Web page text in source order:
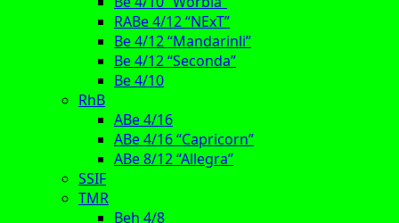
RABe 4/12 “NExT”
Be 4/12 “Mandarinli”
Be 4/12 “Seconda”
Be 4/10
RhB
ABe 4/16
ABe 4/16 “Capricorn”
ABe 8/12 “Allegra”
SSIF
TMR
Beh 4/8